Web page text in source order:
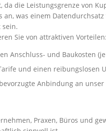
die Leistungsgrenze von
was einem
sein.
Sie von attraktiven Vorteilen:
Anschluss- und Baukosten
und einen reibungslosen
Anbindung an
Praxen, Büros und